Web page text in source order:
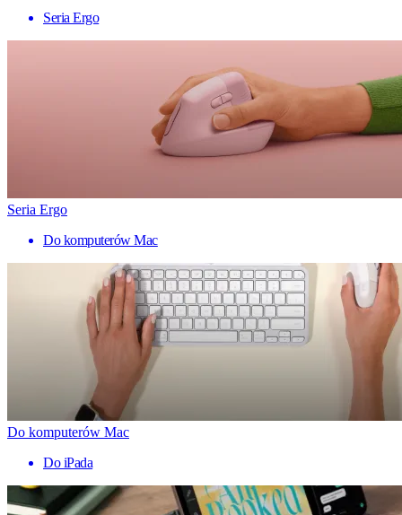
Seria Ergo
Seria Ergo
Do komputerów Mac
Do komputerów Mac
Do iPada